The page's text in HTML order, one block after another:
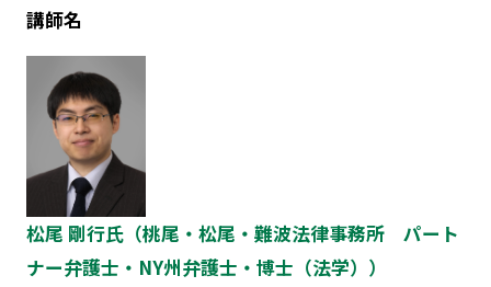
講師名
松尾 剛行氏（桃尾・松尾・難波法律事務所 パート
ナー弁護士・NY州弁護士・博士（法学））